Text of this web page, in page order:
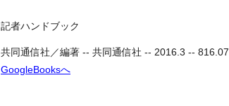
記者ハンドブック
共同通信社／編著 -- 共同通信社 -- 2016.3 -- 816.07
GoogleBooksへ